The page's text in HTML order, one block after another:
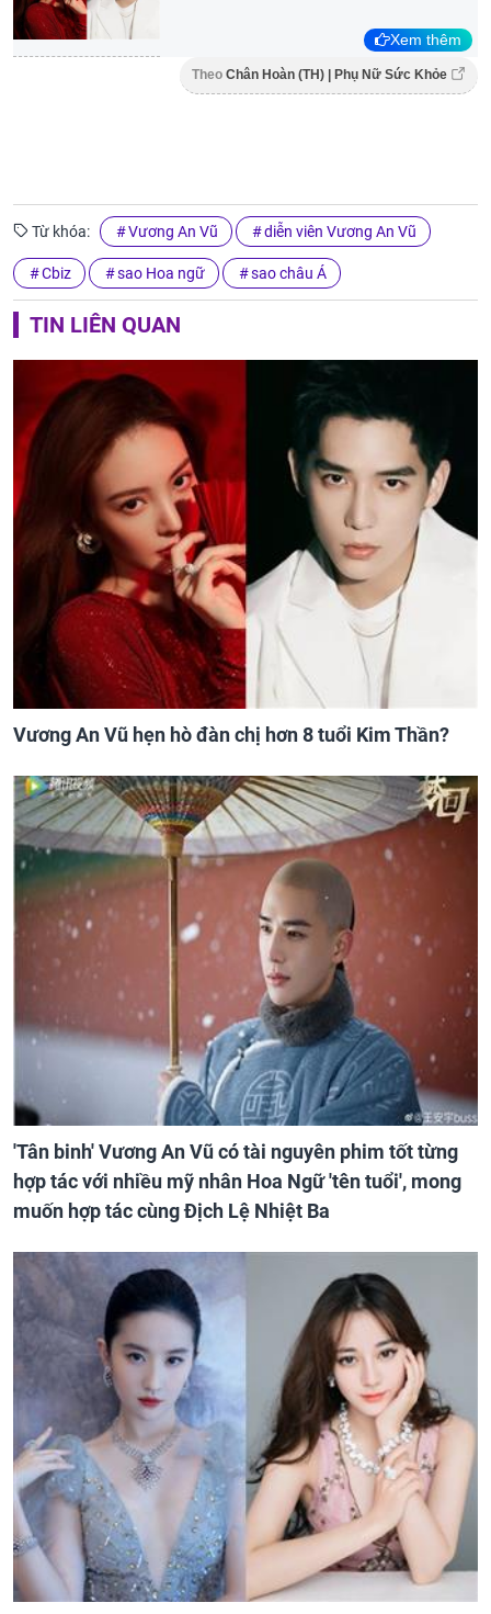
Xem thêm
Theo Chân Hoàn (TH) | Phụ Nữ Sức Khỏe
Từ khóa: Vương An Vũ diễn viên Vương An Vũ
Cbiz sao Hoa ngữ sao châu Á
TIN LIÊN QUAN
Vương An Vũ hẹn hò đàn chị hơn 8 tuổi Kim Thần?
'Tân binh' Vương An Vũ có tài nguyên phim tốt từng
hợp tác với nhiều mỹ nhân Hoa Ngữ 'tên tuổi', mong
muốn hợp tác cùng Địch Lệ Nhiệt Ba